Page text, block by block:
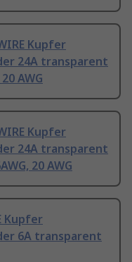
Kupfer
24A transparent
AWG
Kupfer
24A transparent
20 AWG
Kupfer
6A transparent